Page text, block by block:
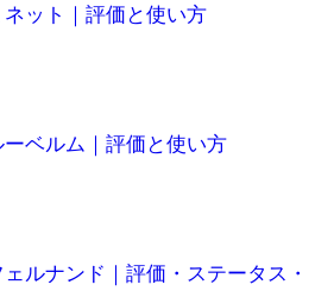
ネット｜評価と使い方
ーベルム｜評価と使い方
ェルナンド｜評価・ステータス・